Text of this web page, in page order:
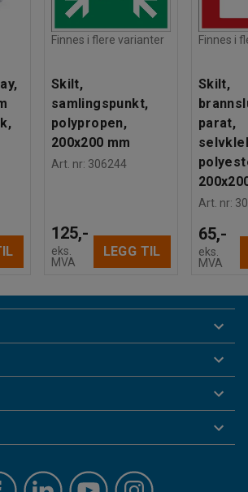
Finnes i flere varianter
Skilt,
samlingspunkt,
polypropen,
200x200 mm
Art. nr: 306244
125,-
eks.
MVA
LEGG TIL
Finnes i
Skilt,
parat,
Art. nr:
65,-
eks.
MVA